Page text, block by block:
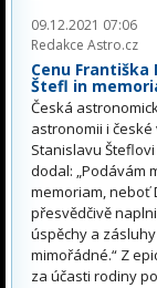
09.12.2021 07:06
Redakce Astro.cz
Cenu Františka
Štefl in
Česká
astronomii i české
Stanislavu
dodal: „Podávám
memoriam, neboť
přesvědčivě
úspěchy a
mimořádné.“ Z
za účasti rodiny